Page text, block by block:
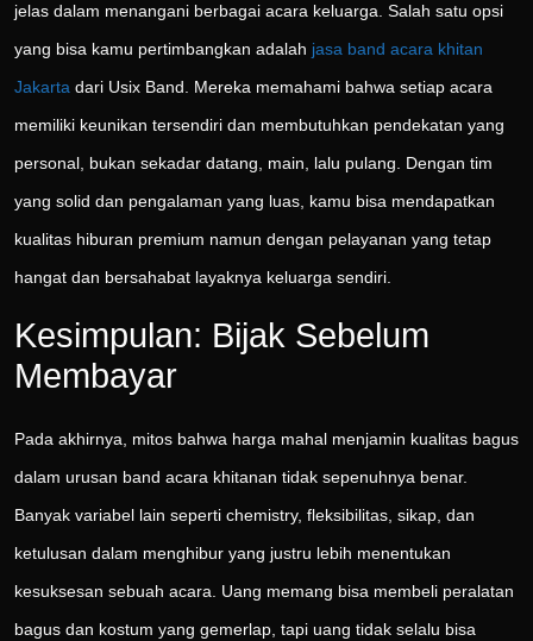
jelas dalam menangani berbagai acara keluarga. Salah satu opsi
yang bisa kamu pertimbangkan adalah jasa band acara khitan
Jakarta dari Usix Band. Mereka memahami bahwa setiap acara
memiliki keunikan tersendiri dan membutuhkan pendekatan yang
personal, bukan sekadar datang, main, lalu pulang. Dengan tim
yang solid dan pengalaman yang luas, kamu bisa mendapatkan
kualitas hiburan premium namun dengan pelayanan yang tetap
hangat dan bersahabat layaknya keluarga sendiri.
Kesimpulan: Bijak Sebelum
Membayar
Pada akhirnya, mitos bahwa harga mahal menjamin kualitas bagus
dalam urusan band acara khitanan tidak sepenuhnya benar.
Banyak variabel lain seperti chemistry, fleksibilitas, sikap, dan
ketulusan dalam menghibur yang justru lebih menentukan
kesuksesan sebuah acara. Uang memang bisa membeli peralatan
bagus dan kostum yang gemerlap, tapi uang tidak selalu bisa